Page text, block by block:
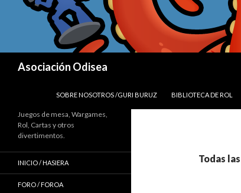
Asociación Odisea
SOBRE NOSOTROS /GURI BURUZ
BIBLIOTECA DE ROL
Todas
Juegos de mesa, Wargames,
Rol, Cartas y otros
divertimentos.
INICIO / HASIERA
FORO / FOROA